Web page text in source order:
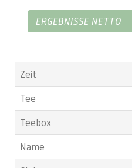
ERGEBNISSE NETTO